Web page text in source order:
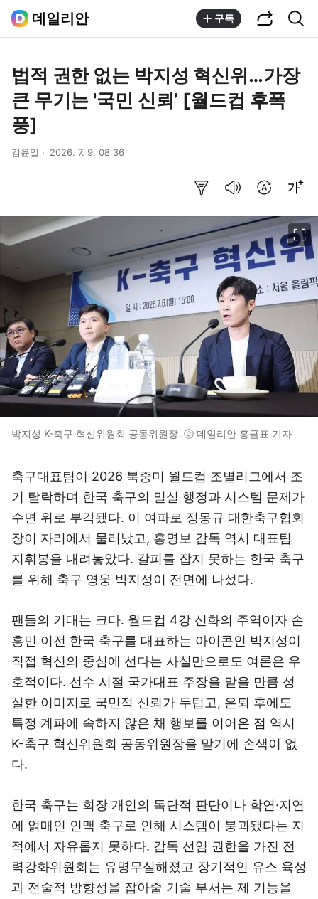
데일리안 구독
법적 권한 없는 박지성 혁신위…가장
큰 무기는 '국민 신뢰’ [월드컵 후폭
풍]
김윤일 2026. 7. 9. 08:36
박지성 K-축구 혁신위원회 공동위원장. ⓒ 데일리안 홍금표 기자
축구대표팀이 2026 북중미 월드컵 조별리그에서 조
기 탈락하며 한국 축구의 밀실 행정과 시스템 문제가
수면 위로 부각됐다. 이 여파로 정몽규 대한축구협회
장이 자리에서 물러났고, 홍명보 감독 역시 대표팀
지휘봉을 내려놓았다. 갈피를 잡지 못하는 한국 축구
를 위해 축구 영웅 박지성이 전면에 나섰다.
팬들의 기대는 크다. 월드컵 4강 신화의 주역이자 손
흥민 이전 한국 축구를 대표하는 아이콘인 박지성이
직접 혁신의 중심에 선다는 사실만으로도 여론은 우
호적이다. 선수 시절 국가대표 주장을 맡을 만큼 성
실한 이미지로 국민적 신뢰가 두텁고, 은퇴 후에도
특정 계파에 속하지 않은 채 행보를 이어온 점 역시
K-축구 혁신위원회 공동위원장을 맡기에 손색이 없
다.
한국 축구는 회장 개인의 독단적 판단이나 학연·지연
에 얽매인 인맥 축구로 인해 시스템이 붕괴됐다는 지
적에서 자유롭지 못하다. 감독 선임 권한을 가진 전
력강화위원회는 유명무실해졌고 장기적인 유스 육성
과 전술적 방향성을 잡아줄 기술 부서는 제 기능을